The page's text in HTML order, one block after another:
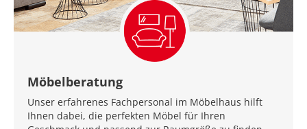
Möbelberatung
Unser erfahrenes Fachpersonal im Möbelhaus hilft
Ihnen dabei, die perfekten Möbel für Ihren